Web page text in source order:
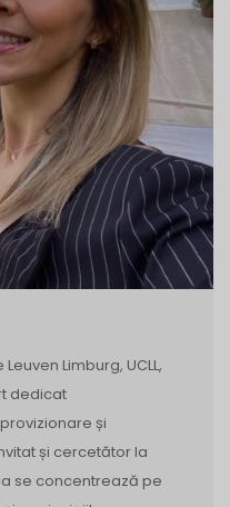
Limburg, UCLL,
dedicat
și
și cercetător la
se concentrează pe